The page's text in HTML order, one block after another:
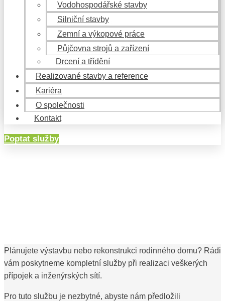
Vodohospodářské stavby
Silniční stavby
Zemní a výkopové práce
Půjčovna strojů a zařízení
Drcení a třídění
Realizované stavby a reference
Kariéra
O společnosti
Kontakt
Poptat služby
Plánujete výstavbu nebo rekonstrukci rodinného domu? Rádi
vám poskytneme kompletní služby při realizaci veškerých
přípojek a inženýrských sítí.
Pro tuto službu je nezbytné, abyste nám předložili